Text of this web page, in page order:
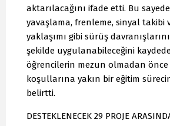
aktarılacağını ifade etti. Bu
yavaşlama, frenleme, sinyal takibi
yaklaşımı gibi sürüş
şekilde uygulanabileceğini
öğrencilerin mezun olmadan önce
koşullarına yakın bir eğitim
belirtti.
DESTEKLENECEK 29 PROJE